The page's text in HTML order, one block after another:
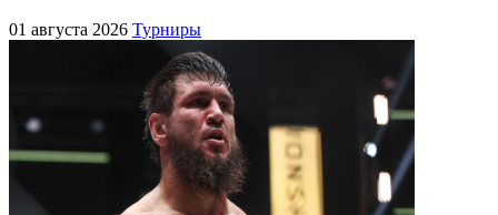
01 августа 2026 Турниры